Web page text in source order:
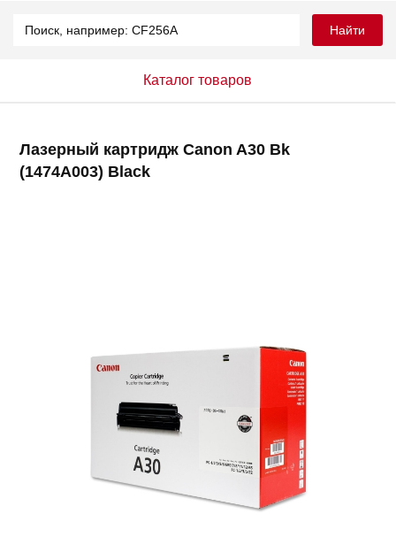
Найти
Каталог товаров
Лазерный картридж Canon A30 Bk
(1474A003) Black